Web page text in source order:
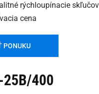
rýchloupínacie
cena
PONUKU
25B/400